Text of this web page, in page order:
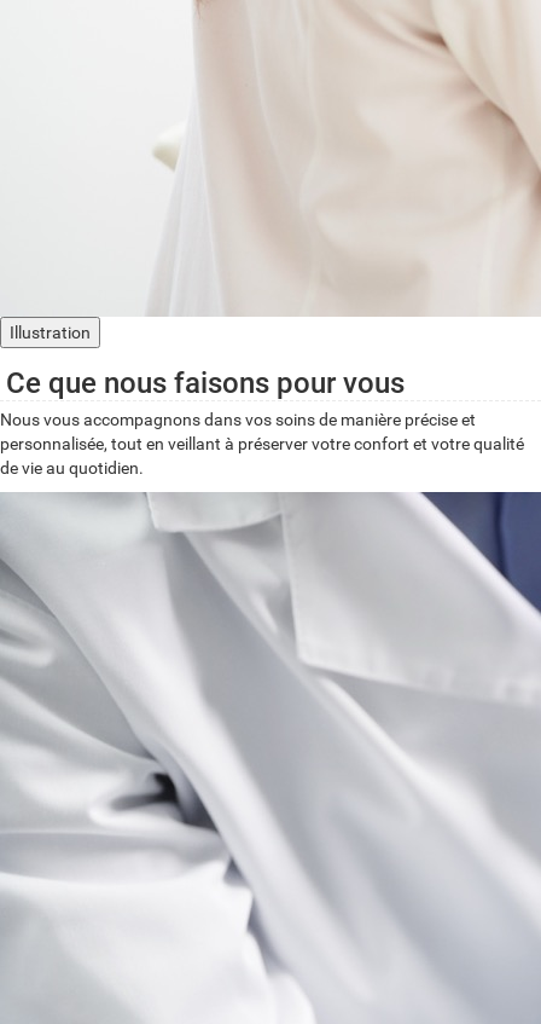
Illustration
Ce que nous faisons pour vous
Nous vous accompagnons dans vos soins de manière précise et
personnalisée, tout en veillant à préserver votre confort et votre qualité
de vie au quotidien.